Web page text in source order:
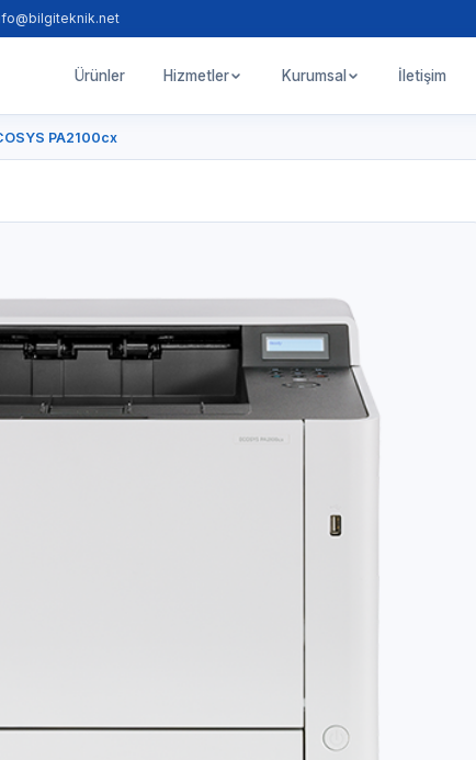
Ürünler Hizmetler Kurumsal İletişim
PA2100cx